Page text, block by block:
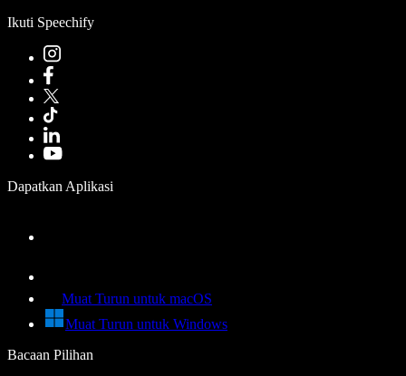
Ikuti Speechify
Dapatkan Aplikasi
Muat Turun untuk macOS
Muat Turun untuk Windows
Bacaan Pilihan